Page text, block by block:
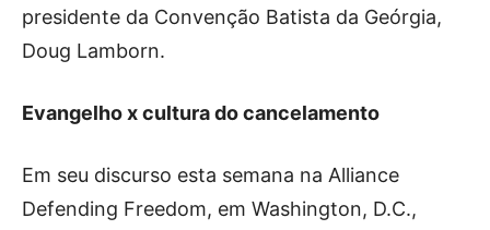
presidente da Convenção Batista da Geórgia,
Doug Lamborn.
Evangelho x cultura do cancelamento
Em seu discurso esta semana na Alliance
Defending Freedom, em Washington, D.C.,